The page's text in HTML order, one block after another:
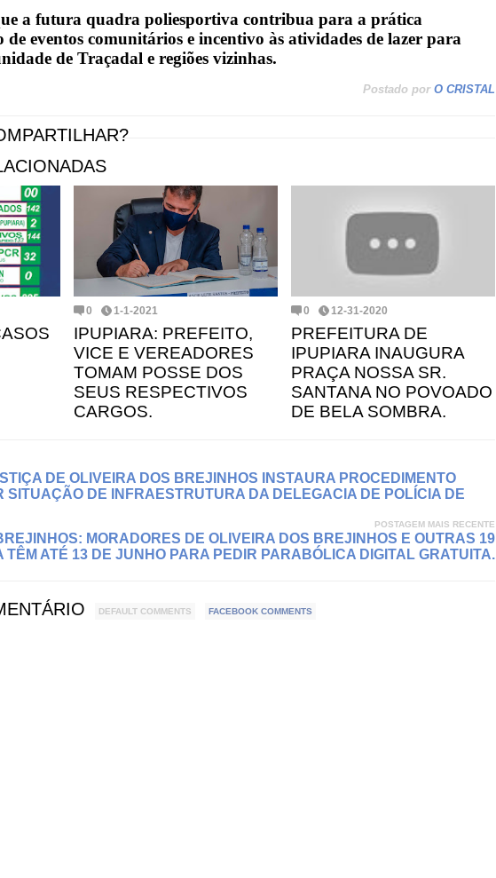
a futura quadra poliesportiva contribua para a prática
de eventos comunitários e incentivo às atividades de lazer para
de Traçadal e regiões vizinhas.
Postado por O CRISTAL
0 1-1-2021
IPUPIARA: PREFEITO,
VICE E VEREADORES
TOMAM POSSE DOS
SEUS RESPECTIVOS
CARGOS.
0 12-31-2020
PREFEITURA DE
IPUPIARA INAUGURA
PRAÇA NOSSA SR.
SANTANA NO POVOADO
DE BELA SOMBRA.
DE OLIVEIRA DOS BREJINHOS INSTAURA PROCEDIMENTO
SITUAÇÃO DE INFRAESTRUTURA DA DELEGACIA DE POLÍCIA DE
POSTAGEM MAIS RECENTE
MORADORES DE OLIVEIRA DOS BREJINHOS E OUTRAS 19
ATÉ 13 DE JUNHO PARA PEDIR PARABÓLICA DIGITAL GRATUITA.
DEFAULT COMMENTS FACEBOOK COMMENTS